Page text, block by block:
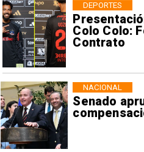
Colo Colo:
Contrato
DEPORTES
Senado
NACIONAL